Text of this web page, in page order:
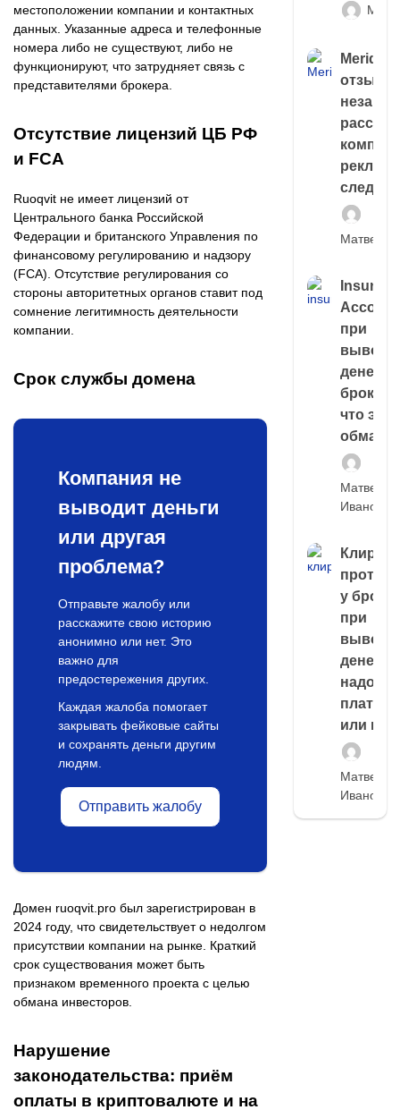
местоположении компании и контактных
данных. Указанные адреса и телефонные
номера либо не существуют, либо не
функционируют, что затрудняет связь с
представителями брокера.
Отсутствие лицензий ЦБ РФ
и FCA
Ruoqvit не имеет лицензий от
Центрального банка Российской
Федерации и британского Управления по
финансовому регулированию и надзору
(FCA). Отсутствие регулирования со
стороны авторитетных органов ставит под
сомнение легитимность деятельности
компании. ​
Срок службы домена
Компания не
выводит деньги
или другая
проблема?
Отправьте жалобу или
расскажите свою историю
анонимно или нет. Это
важно для
предостережения других.
Каждая жалоба помогает
закрывать фейковые сайты
и сохранять деньги другим
людям.
Отправить жалобу
Домен ruoqvit.pro был зарегистрирован в
2024 году, что свидетельствует о недолгом
присутствии компании на рынке. Краткий
срок существования может быть
признаком временного проекта с целью
обмана инвесторов.
Нарушение
законодательства: приём
оплаты в криптовалюте и на
следа
Матвей
Account
при
выводе
денег у
что это,
обман?
Матвей
Иванов
Клиринг
у
при
выводе
денег,
надо
платить
или
Матвей
Иванов